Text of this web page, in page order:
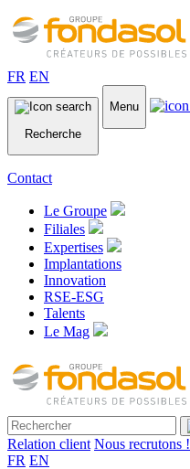
FR EN
Recherche
Menu
Contact
Le Groupe
Filiales
Expertises
Implantations
Innovation
RSE-ESG
Talents
Le Mag
Relation client Nous recrutons !
FR EN